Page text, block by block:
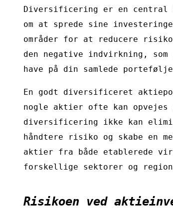
Diversificering er en
om at sprede sine
områder for at reducere
den negative indvirkning,
have på din samlede
En godt diversificeret
nogle aktier ofte kan
diversificering ikke kan
håndtere risiko og skabe en
aktier fra både etablerede
forskellige sektorer og
Risikoen ved